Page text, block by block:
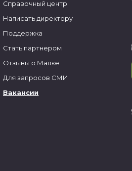
Справочный центр
Написать директору
Поддержка
Стать партнером
Отзывы о Маяке
Для запросов СМИ
Вакансии